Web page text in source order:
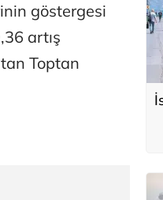
göstergesi
artış
Toptan